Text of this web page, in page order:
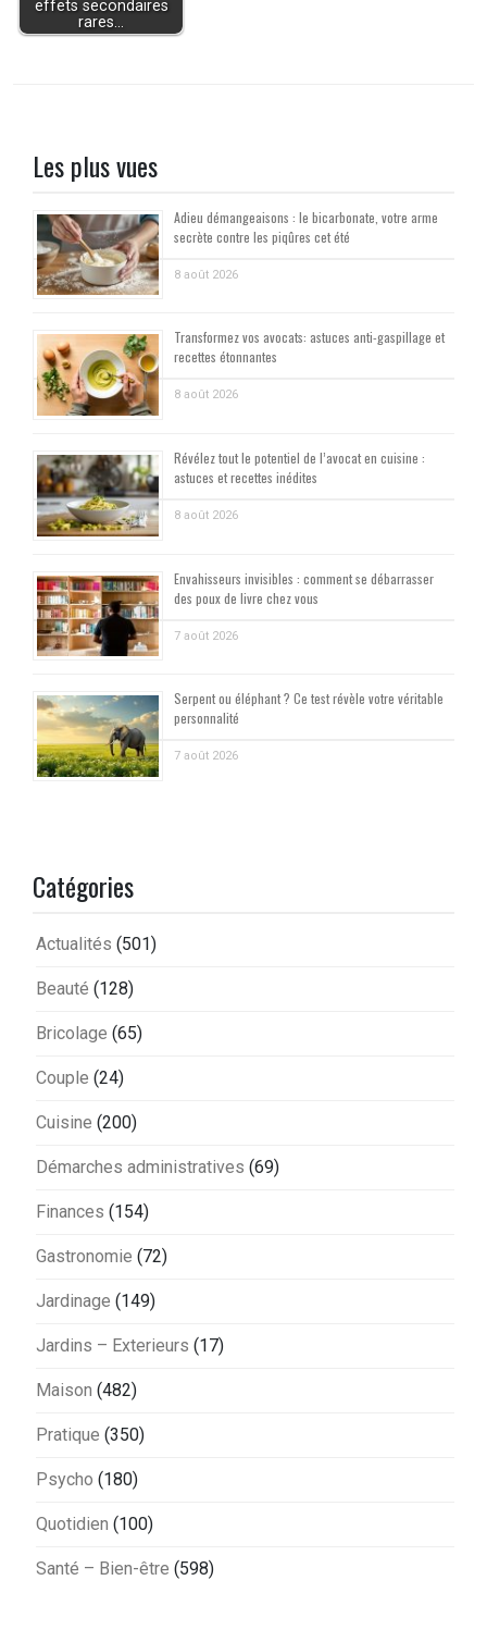
effets secondaires
rares…
Les plus vues
Adieu démangeaisons : le bicarbonate, votre arme
secrète contre les piqûres cet été
8 août 2026
Transformez vos avocats: astuces anti-gaspillage et
recettes étonnantes
8 août 2026
Révélez tout le potentiel de l’avocat en cuisine :
astuces et recettes inédites
8 août 2026
Envahisseurs invisibles : comment se débarrasser
des poux de livre chez vous
7 août 2026
Serpent ou éléphant ? Ce test révèle votre véritable
personnalité
7 août 2026
Catégories
Actualités (501)
Beauté (128)
Bricolage (65)
Couple (24)
Cuisine (200)
Démarches administratives (69)
Finances (154)
Gastronomie (72)
Jardinage (149)
Jardins – Exterieurs (17)
Maison (482)
Pratique (350)
Psycho (180)
Quotidien (100)
Santé – Bien-être (598)